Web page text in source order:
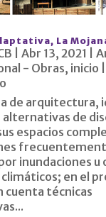
La
Abr 13, 2021
- Obras, inicio
de arquitectura,
de
espacios
inundaciones u
en el
cuenta técnicas